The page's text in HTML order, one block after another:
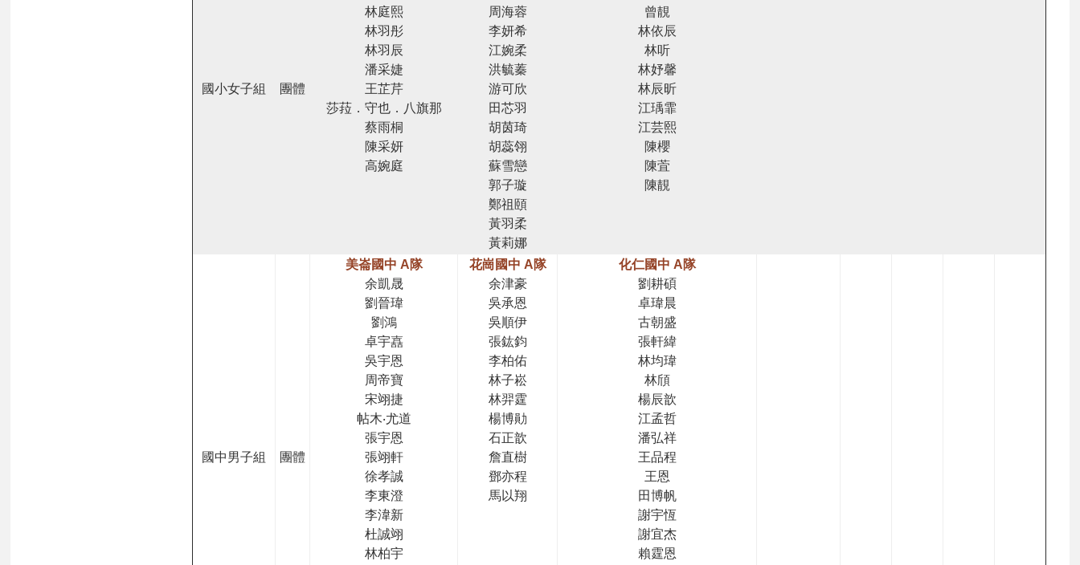
國小女子組 團體
林庭熙
林羽彤
林羽辰
潘采婕
王芷芹
莎菈．守也．八旗那
蔡雨桐
陳采妍
高婉庭
周海蓉
李妍希
江婉柔
洪毓蓁
游可欣
田芯羽
胡茵琦
胡蕊翎
蘇雪戀
郭子璇
鄭祖頤
黃羽柔
黃莉娜
曾靚
林依辰
林听
林妤馨
林辰昕
江瑀霏
江芸熙
陳櫻
陳萓
陳靚
國中男子組 團體
美崙國中 A隊
余凱晟
劉晉瑋
劉鴻
卓宇嚞
吳宇恩
周帝寶
宋翊捷
帖木‧尤道
張宇恩
張翊軒
徐孝誠
李東澄
李湋新
杜誠翊
林柏宇
花崗國中 A隊
余津豪
吳承恩
吳順伊
張鈜鈞
李柏佑
林子崧
林羿霆
楊博勛
石正歆
詹直樹
鄧亦程
馬以翔
化仁國中 A隊
劉耕碩
卓瑋晨
古朝盛
張軒緯
林均瑋
林頎
楊辰歆
江孟哲
潘弘祥
王品程
王恩
田博帆
謝宇恆
謝宜杰
賴霆恩